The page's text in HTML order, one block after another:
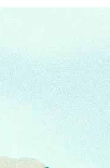
SAV RESPONSABLE